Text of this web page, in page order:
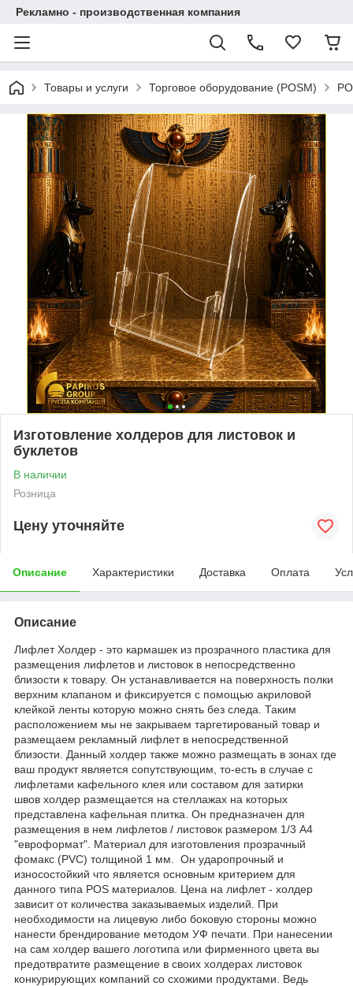
Рекламно - производственная компания
Товары и услуги Торговое оборудование (POSM)
Изготовление холдеров для листовок и
буклетов
В наличии
Розница
Цену уточняйте
Описание Характеристики Доставка Оплата
Описание
Лифлет Холдер - это кармашек из прозрачного пластика для
размещения лифлетов и листовок в непосредственно
близости к товару. Он устанавливается на поверхность полки
верхним клапаном и фиксируется с помощью акриловой
клейкой ленты которую можно снять без следа. Таким
расположением мы не закрываем таргетированый товар и
размещаем рекламный лифлет в непосредственной
близости. Данный холдер также можно размещать в зонах где
ваш продукт является сопутствующим, то-есть в случае с
лифлетами кафельного клея или составом для затирки
швов холдер размещается на стеллажах на которых
представлена кафельная плитка. Он предназначен для
размещения в нем лифлетов / листовок размером 1/3 А4
"евроформат". Материал для изготовления прозрачный
фомакс (PVC) толщиной 1 мм. Он ударопрочный и
износостойкий что является основным критерием для
данного типа POS материалов. Цена на лифлет - холдер
зависит от количества заказываемых изделий. При
необходимости на лицевую либо боковую стороны можно
нанести брендирование методом УФ печати. При нанесении
на сам холдер вашего логотипа или фирменного цвета вы
предотвратите размещение в своих холдерах листовок
конкурирующих компаний со схожими продуктами. Ведь